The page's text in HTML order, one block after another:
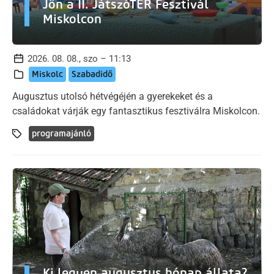
Jön a II. JátszóTÉR Fesztivál
Miskolcon
2026. 08. 08., szo – 11:13
Miskolc Szabadidő
Augusztus utolsó hétvégéjén a gyerekeket és a
családokat várják egy fantasztikus fesztiválra Miskolcon.
programajánló